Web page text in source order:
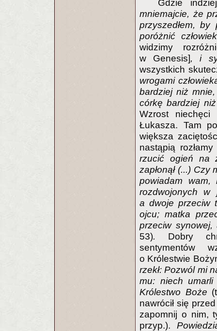
Gdzie
mniemajcie, że
przyszedłem,
poróżnić
widzimy
w Genesis], i
wszystkich
wrogami
bardziej niż
córkę bardziej
Wzrost
Łukasza. Tam
większa
nastąpią
rzucić ogień na
zapłonął (...)
powiadam wam,
rozdwojonych w
a dwoje przeciw
ojcu; matka
przeciw
53). Dobry
sentymentów
o Królestwie
rzekł: Pozwól mi
mu: niech
Królestwo Boże
nawrócił się
zapomnij o nim,
przyp.).